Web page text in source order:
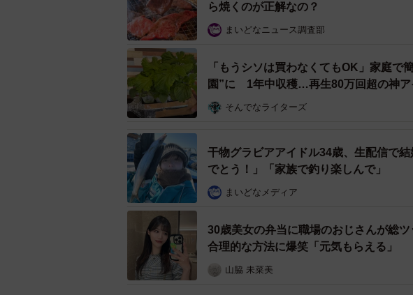
▽出典：焼肉ぽんがグループ 公式TikTok／ホルモンっ
https://www.tiktok.com/@yakinikuponga/video/
ら焼くのが正解なの？
まいどなニュース調査部
「もうシソは買わなくてもOK」家庭で
園”に 1年中収穫…再生80万回超の神ア
そんでなライターズ
干物グラビアアイドル34歳、生配信で
でとう！」「家族で釣り楽しんで」
まいどなメディア
30歳美女の弁当に職場のおじさんが総
合理的な方法に爆笑「元気もらえる」
山脇 未菜美